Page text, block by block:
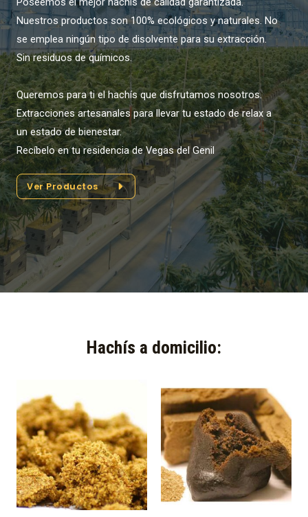
Nuestros productos son 100% ecológicos y naturales. No
se emplea ningún tipo de disolvente para su extracción.
Sin residuos de químicos.
Queremos para ti el hachís que disfrutamos nosotros.
Extracciones artesanales para llevar tu estado de relax a
un estado de bienestar.
Recíbelo en tu residencia de Vegas del Genil
Ver Productos
Hachís a domicilio:​